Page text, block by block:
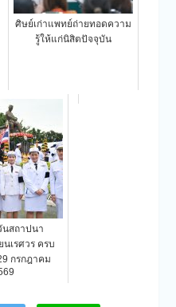
ศิษย์เก่าแพทย์ถ่ายทอดความ
รู้ให้แก่นิสิตปัจจุบัน
นสถาปนา
เรศวร ครบ
กรกฎาคม